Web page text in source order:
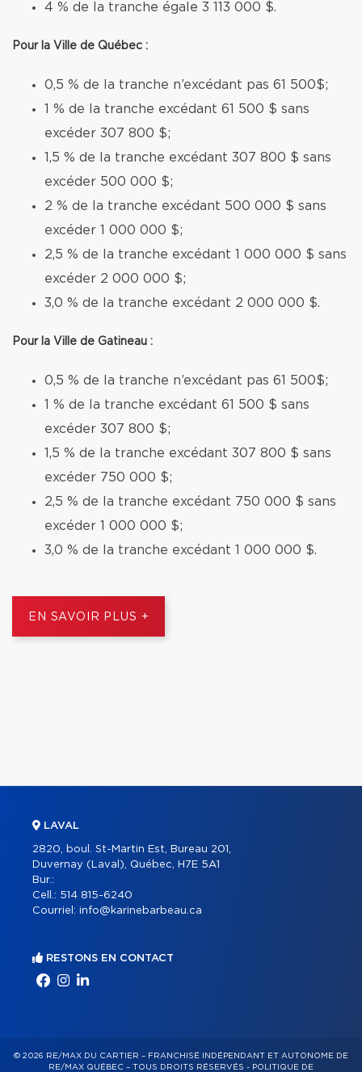
4 % de la tranche égale 3 113 000 $.
Pour la Ville de Québec :
0,5 % de la tranche n’excédant pas 61 500$;
1 % de la tranche excédant 61 500 $ sans
excéder 307 800 $;
1,5 % de la tranche excédant 307 800 $ sans
excéder 500 000 $;
2 % de la tranche excédant 500 000 $ sans
excéder 1 000 000 $;
2,5 % de la tranche excédant 1 000 000 $ sans
excéder 2 000 000 $;
3,0 % de la tranche excédant 2 000 000 $.
Pour la Ville de Gatineau :
0,5 % de la tranche n’excédant pas 61 500$;
1 % de la tranche excédant 61 500 $ sans
excéder 307 800 $;
1,5 % de la tranche excédant 307 800 $ sans
excéder 750 000 $;
2,5 % de la tranche excédant 750 000 $ sans
excéder 1 000 000 $;
3,0 % de la tranche excédant 1 000 000 $.
EN SAVOIR PLUS +
LAVAL
2820, boul. St-Martin Est, Bureau 201,
Duvernay (Laval), Québec, H7E 5A1
Bur.:
Cell.: 514 815-6240
Courriel: info@karinebarbeau.ca
RESTONS EN CONTACT
© 2026 RE/MAX DU CARTIER – FRANCHISÉ INDÉPENDANT ET AUTONOME DE
RE/MAX QUÉBEC – TOUS DROITS RÉSERVÉS - POLITIQUE DE